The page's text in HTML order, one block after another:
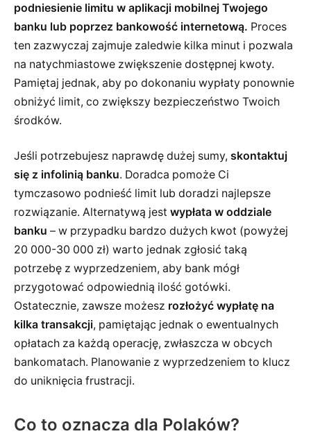
podniesienie limitu w aplikacji mobilnej Twojego
banku lub poprzez bankowość internetową. Proces
ten zazwyczaj zajmuje zaledwie kilka minut i pozwala
na natychmiastowe zwiększenie dostępnej kwoty.
Pamiętaj jednak, aby po dokonaniu wypłaty ponownie
obniżyć limit, co zwiększy bezpieczeństwo Twoich
środków.
Jeśli potrzebujesz naprawdę dużej sumy, skontaktuj
się z infolinią banku. Doradca pomoże Ci
tymczasowo podnieść limit lub doradzi najlepsze
rozwiązanie. Alternatywą jest wypłata w oddziale
banku – w przypadku bardzo dużych kwot (powyżej
20 000-30 000 zł) warto jednak zgłosić taką
potrzebę z wyprzedzeniem, aby bank mógł
przygotować odpowiednią ilość gotówki.
Ostatecznie, zawsze możesz rozłożyć wypłatę na
kilka transakcji, pamiętając jednak o ewentualnych
opłatach za każdą operację, zwłaszcza w obcych
bankomatach. Planowanie z wyprzedzeniem to klucz
do uniknięcia frustracji.
Co to oznacza dla Polaków?